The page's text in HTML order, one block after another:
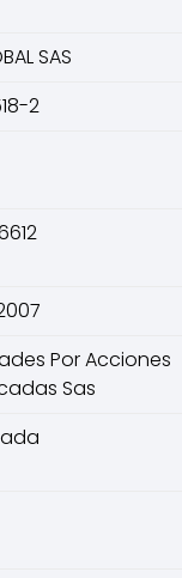
SAS
2
Por Acciones
Sas